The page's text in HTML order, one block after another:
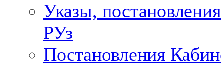
Указы,
РУз
Постановления